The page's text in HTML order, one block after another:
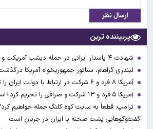
ارسال نظر
پربیننده ترین
شهادت ۴ پاسدار ایرانی در حمله دیشب آمریکت و عربستان به عراق
لیندزی گراهام، سناتور جمهوریخواه آمریکا
آمریکا ۸ فرد و ۶ شرکت در ارتباط با دولت ایران را تحریم کرد
آمریکا ۵ فرد و ۱۳ شرکت و صرافی را تحریم کرد+اسامی
ترامپ: قطعاً به سایت کوه کلنگ حمله خواهیم
گفت‌وگوهایی پشت صحنه با ایران در جریان است